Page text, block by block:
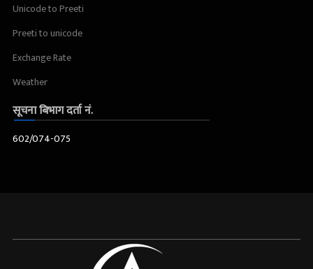
Unicode to Preeti
Preeti to unicode
Exchange Rate
Weather
सूचना बिभाग दर्ता नं.
602/074-075